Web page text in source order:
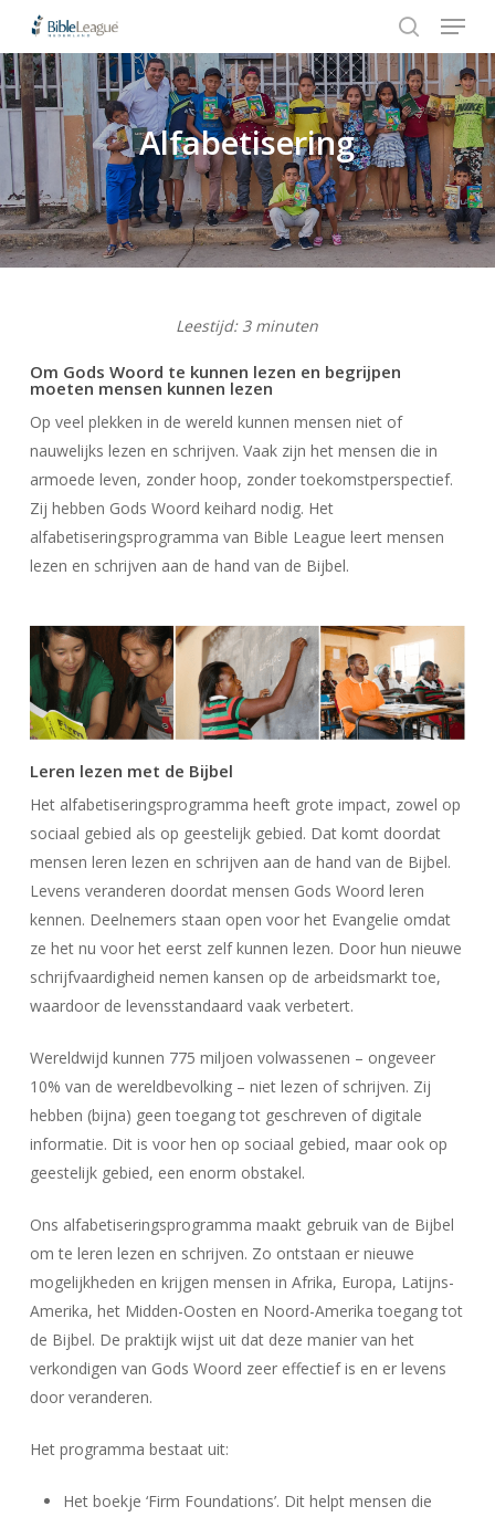
main
content
Hit enter to search or ESC to close
search
Menu
Alfabetisering
Leestijd: 3 minuten
Om Gods Woord te kunnen lezen en begrijpen
moeten mensen kunnen lezen
Op veel plekken in de wereld kunnen mensen niet of
nauwelijks lezen en schrijven. Vaak zijn het mensen die in
armoede leven, zonder hoop, zonder toekomstperspectief.
Zij hebben Gods Woord keihard nodig. Het
alfabetiseringsprogramma van Bible League leert mensen
lezen en schrijven aan de hand van de Bijbel.
Leren lezen met de Bijbel
Het alfabetiseringsprogramma heeft grote impact, zowel op
sociaal gebied als op geestelijk gebied. Dat komt doordat
mensen leren lezen en schrijven aan de hand van de Bijbel.
Levens veranderen doordat mensen Gods Woord leren
kennen. Deelnemers staan open voor het Evangelie omdat
ze het nu voor het eerst zelf kunnen lezen. Door hun nieuwe
schrijfvaardigheid nemen kansen op de arbeidsmarkt toe,
waardoor de levensstandaard vaak verbetert.
Wereldwijd kunnen 775 miljoen volwassenen – ongeveer
10% van de wereldbevolking – niet lezen of schrijven. Zij
hebben (bijna) geen toegang tot geschreven of digitale
informatie. Dit is voor hen op sociaal gebied, maar ook op
geestelijk gebied, een enorm obstakel.
Ons alfabetiseringsprogramma maakt gebruik van de Bijbel
om te leren lezen en schrijven. Zo ontstaan er nieuwe
mogelijkheden en krijgen mensen in Afrika, Europa, Latijns-
Amerika, het Midden-Oosten en Noord-Amerika toegang tot
de Bijbel. De praktijk wijst uit dat deze manier van het
verkondigen van Gods Woord zeer effectief is en er levens
door veranderen.
Het programma bestaat uit:
Het boekje ‘Firm Foundations’. Dit helpt mensen die
Close
Menu